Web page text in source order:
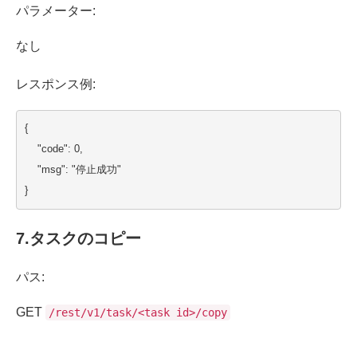
パラメーター:
なし
レスポンス例:
{
    "code": 0,
    "msg": "停止成功"
}
7.タスクのコピー
パス:
GET /rest/v1/task/<task id>/copy